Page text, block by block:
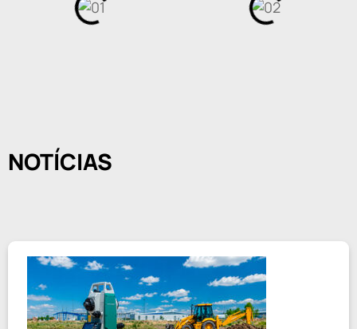
NOTÍCIAS